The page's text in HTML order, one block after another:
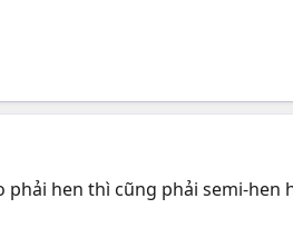
hen thì cũng phải semi-